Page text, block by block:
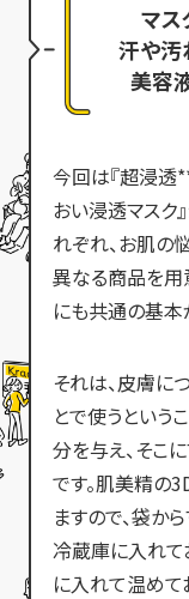
マス
汗や汚
美容
今回は『超浸透
おい浸透マスク
れぞれ、お肌の
異なる商品を用
にも共通の基本
それは、皮膚に
とで使うという
分を与え、そこ
です。肌美精の
ますので、袋か
冷蔵庫に入れて
に入れて温めて